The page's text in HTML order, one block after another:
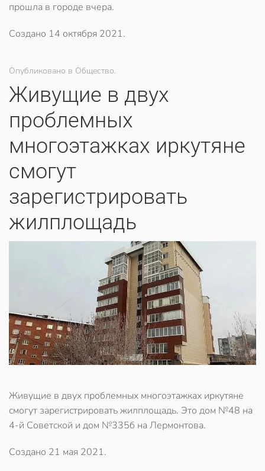
прошла в городе вчера.
Создано 14 октября 2021.
Опубликовано в Общество.
Живущие в двух
проблемных
многоэтажках иркутяне
смогут
зарегистрировать
жилплощадь
Живущие в двух проблемных многоэтажках иркутяне
смогут зарегистрировать жилплощадь. Это дом №48 на
4-й Советской и дом №335б на Лермонтова.
Создано 21 мая 2021.